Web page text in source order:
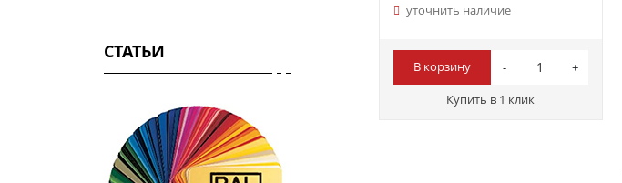
СТАТЬИ
уточнить наличие
В корзину
Купить в 1 клик